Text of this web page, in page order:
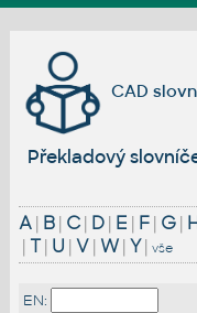
CAD
Překladový
A| B| C| D| E | F| G|
| T| U | V| W| Y| vše
EN: